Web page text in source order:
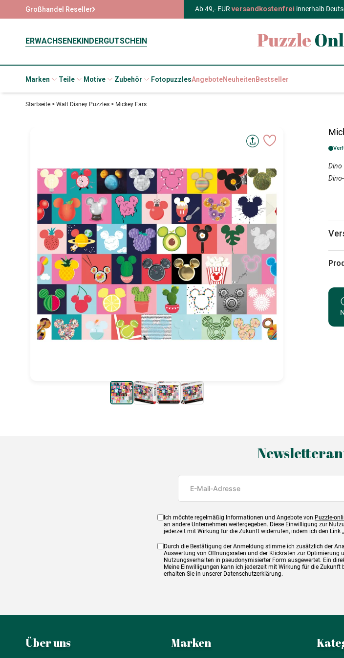
Großhandel Reseller Ab 49,- EURversandkostenfrei innerhalb
ERWACHSENEKINDERGUTSCHEIN
Marken Teile Motive Zubehör FotopuzzlesAngeboteNeuheitenBestseller
Startseite > Walt Disney Puzzles > Mickey Ears
Dino
Ich möchte regelmäßig Informationen und Angebote von Puzzle-
an andere Unternehmen weitergegeben. Diese Einwilligung zur
jederzeit mit Wirkung für die Zukunft widerrufen, indem ich den Link
Durch die Bestätigung der Anmeldung stimme ich zusätzlich der
Auswertung von Öffnungsraten und der Klickraten zur
Nutzungsverhalten in pseudonymisierter Form ausgewertet. Ein
Meine Einwilligungen kann ich jederzeit mit Wirkung für die Zukunft
erhalten Sie in unserer Datenschutzerklärung.
Über uns Marken